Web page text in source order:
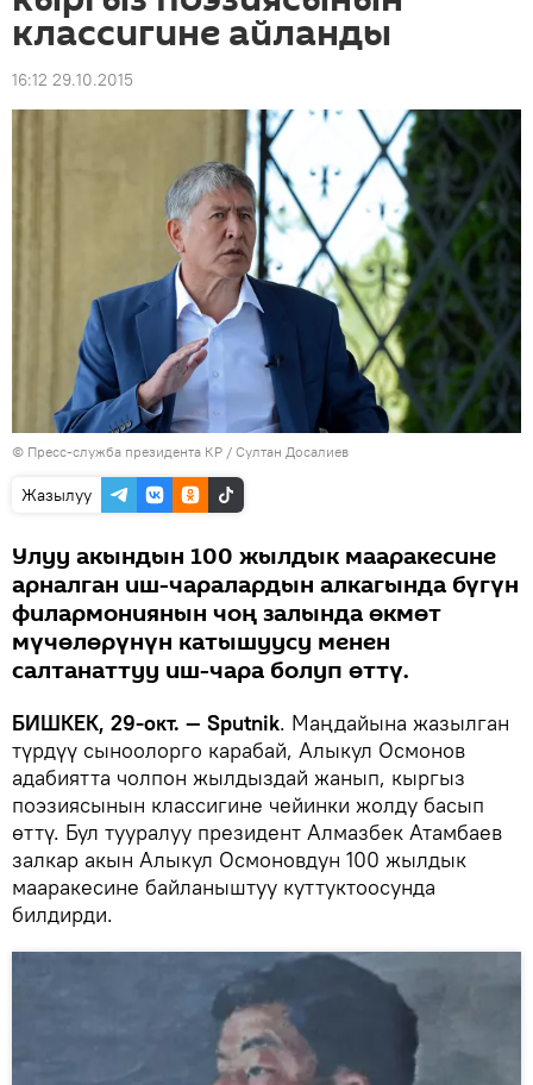
классигине айланды
16:12 29.10.2015
© Пресс-служба президента КР / Султан Досалиев
Жазылуу
Улуу акындын 100 жылдык мааракесине
арналган иш-чаралардын алкагында бүгүн
филармониянын чоң залында өкмөт
мүчөлөрүнүн катышуусу менен
салтанаттуу иш-чара болуп өттү.
БИШКЕК, 29-окт. — Sputnik. Маңдайына жазылган
түрдүү сыноолорго карабай, Алыкул Осмонов
адабиятта чолпон жылдыздай жанып, кыргыз
поэзиясынын классигине чейинки жолду басып
өттү. Бул тууралуу президент Алмазбек Атамбаев
залкар акын Алыкул Осмоновдун 100 жылдык
мааракесине байланыштуу куттуктоосунда
билдирди.